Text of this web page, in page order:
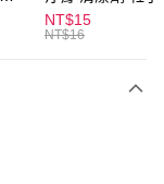
漬 白皮鞋 鞋油
NT$15
NT$16